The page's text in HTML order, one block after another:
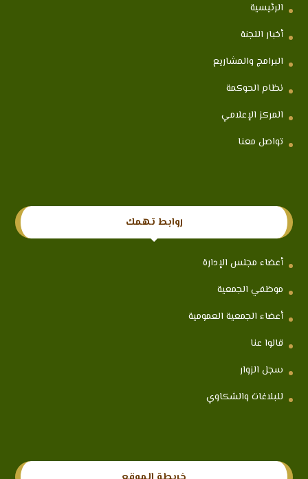
الرئيسية
أخبار اللجنة
البرامج والمشاريع
نظام الحوكمة
المركز الإعلامي
تواصل معنا
روابط تهمك
أعضاء مجلس الإدارة
موظفي الجمعية
أعضاء الجمعية العمومية
قالوا عنا
سجل الزوار
للبلاغات والشكاوي